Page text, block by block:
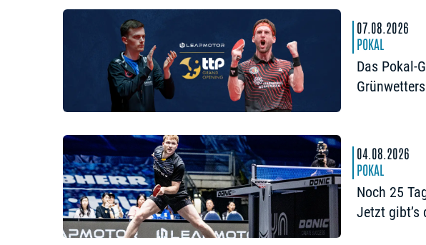
07.08.2026
POKAL
Das Pokal-
04.08.2026
POKAL
Noch 25
Jetzt gibt’s